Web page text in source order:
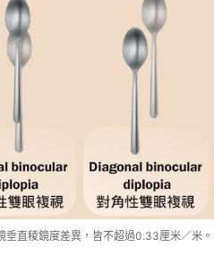
直稜鏡度差異，皆不超過0.33厘米／米。